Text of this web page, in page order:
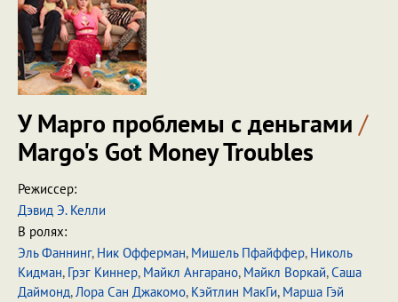
У Марго проблемы с деньгами /
Margo's Got Money Troubles
Режиссер:
Дэвид Э. Келли
В ролях:
Эль Фаннинг, Ник Офферман, Мишель Пфайффер, Николь
Кидман, Грэг Киннер, Майкл Ангарано, Майкл Воркай,Саша
Даймонд,Лора Сан Джакомо, Кэйтлин МакГи, Марша Гэй